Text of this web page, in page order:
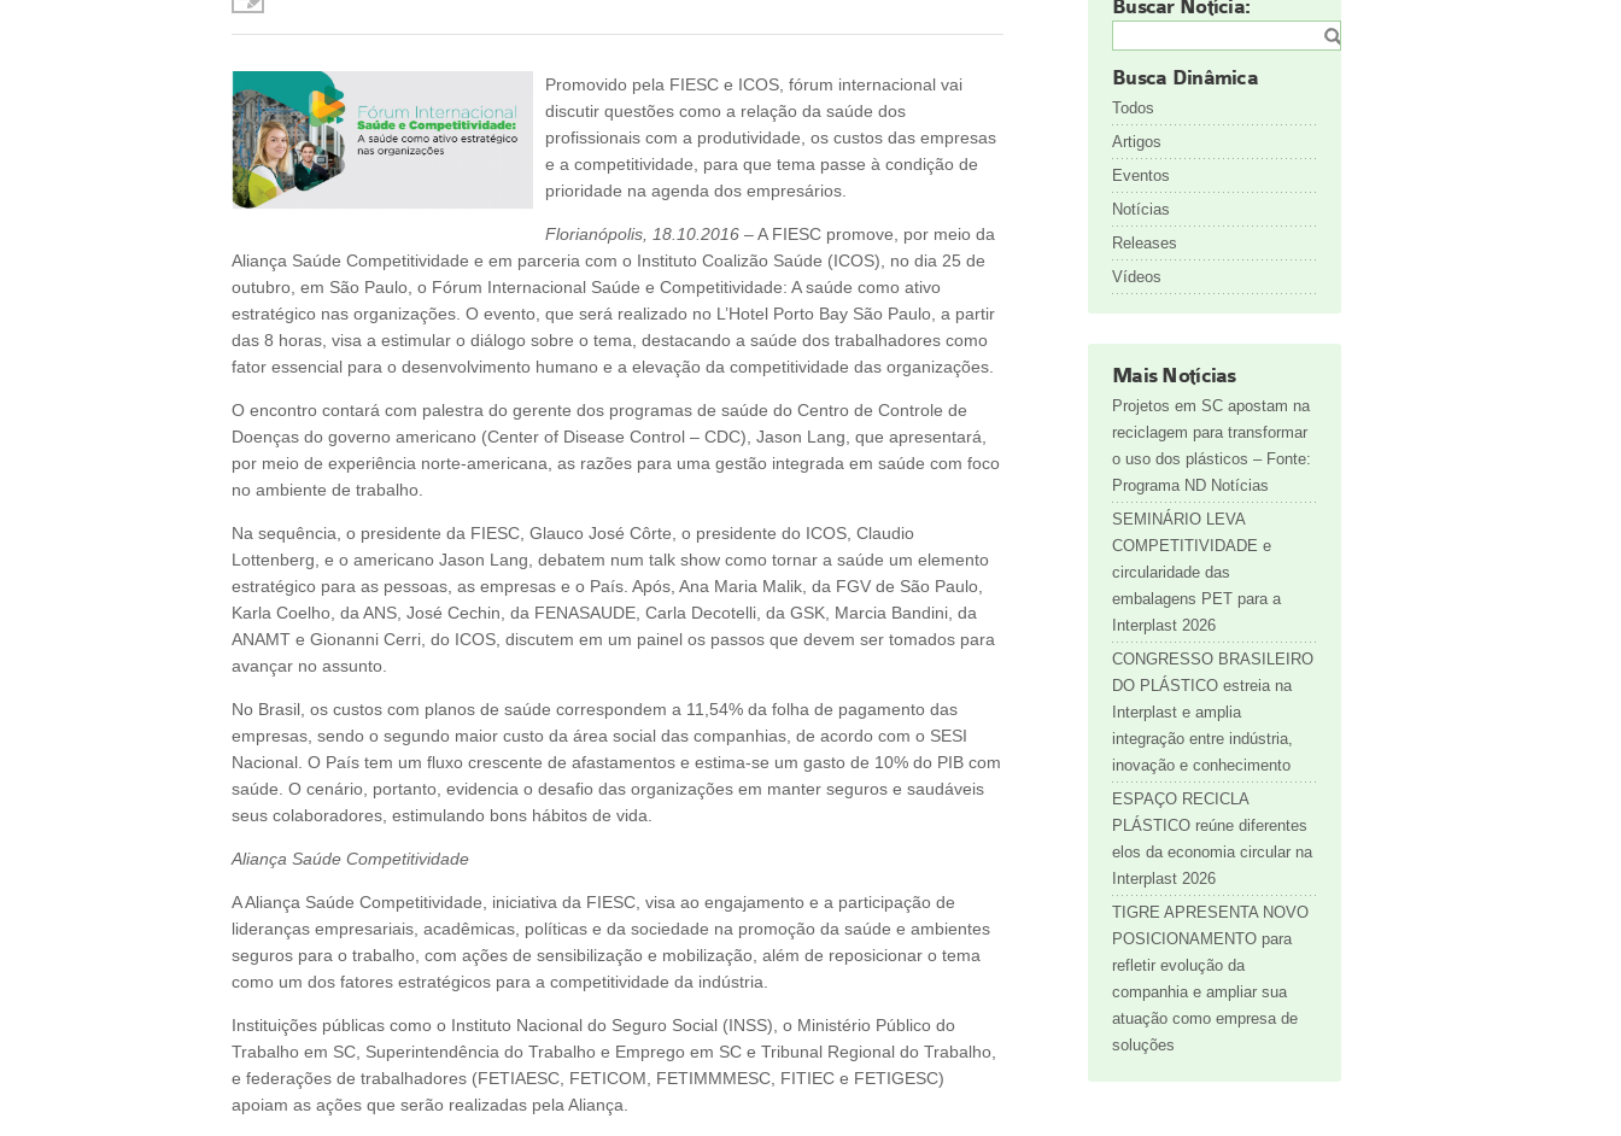
Promovido pela FIESC e ICOS, fórum internacional vai
discutir questões como a relação da saúde dos
profissionais com a produtividade, os custos das empresas
e a competitividade, para que tema passe à condição de
prioridade na agenda dos empresários.
Florianópolis, 18.10.2016 – A FIESC promove, por meio da
Aliança Saúde Competitividade e em parceria com o Instituto Coalizão Saúde (ICOS), no dia 25 de
outubro, em São Paulo, o Fórum Internacional Saúde e Competitividade: A saúde como ativo
estratégico nas organizações. O evento, que será realizado no L’Hotel Porto Bay São Paulo, a partir
das 8 horas, visa a estimular o diálogo sobre o tema, destacando a saúde dos trabalhadores como
fator essencial para o desenvolvimento humano e a elevação da competitividade das organizações.
O encontro contará com palestra do gerente dos programas de saúde do Centro de Controle de
Doenças do governo americano (Center of Disease Control – CDC), Jason Lang, que apresentará,
por meio de experiência norte-americana, as razões para uma gestão integrada em saúde com foco
no ambiente de trabalho.
Na sequência, o presidente da FIESC, Glauco José Côrte, o presidente do ICOS, Claudio
Lottenberg, e o americano Jason Lang, debatem num talk show como tornar a saúde um elemento
estratégico para as pessoas, as empresas e o País. Após, Ana Maria Malik, da FGV de São Paulo,
Karla Coelho, da ANS, José Cechin, da FENASAUDE, Carla Decotelli, da GSK, Marcia Bandini, da
ANAMT e Gionanni Cerri, do ICOS, discutem em um painel os passos que devem ser tomados para
avançar no assunto.
No Brasil, os custos com planos de saúde correspondem a 11,54% da folha de pagamento das
empresas, sendo o segundo maior custo da área social das companhias, de acordo com o SESI
Nacional. O País tem um fluxo crescente de afastamentos e estima-se um gasto de 10% do PIB com
saúde. O cenário, portanto, evidencia o desafio das organizações em manter seguros e saudáveis
seus colaboradores, estimulando bons hábitos de vida.
Aliança Saúde Competitividade
A Aliança Saúde Competitividade, iniciativa da FIESC, visa ao engajamento e a participação de
lideranças empresariais, acadêmicas, políticas e da sociedade na promoção da saúde e ambientes
seguros para o trabalho, com ações de sensibilização e mobilização, além de reposicionar o tema
como um dos fatores estratégicos para a competitividade da indústria.
Instituições públicas como o Instituto Nacional do Seguro Social (INSS), o Ministério Público do
Trabalho em SC, Superintendência do Trabalho e Emprego em SC e Tribunal Regional do Trabalho,
e federações de trabalhadores (FETIAESC, FETICOM, FETIMMMESC, FITIEC e FETIGESC)
apoiam as ações que serão realizadas pela Aliança.
Buscar Notícia:
Busca Dinâmica
Todos
Artigos
Eventos
Notícias
Releases
Vídeos
Mais Notícias
Projetos em SC apostam na
reciclagem para transformar
o uso dos plásticos – Fonte:
Programa ND Notícias
SEMINÁRIO LEVA
COMPETITIVIDADE e
circularidade das
embalagens PET para a
Interplast 2026
CONGRESSO BRASILEIRO
DO PLÁSTICO estreia na
Interplast e amplia
integração entre indústria,
inovação e conhecimento
ESPAÇO RECICLA
PLÁSTICO reúne diferentes
elos da economia circular na
Interplast 2026
TIGRE APRESENTA NOVO
POSICIONAMENTO para
refletir evolução da
companhia e ampliar sua
atuação como empresa de
soluções